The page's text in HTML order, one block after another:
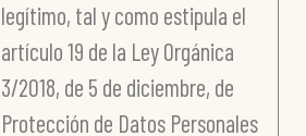
legítimo, tal y como estipula el
artículo 19 de la Ley Orgánica
3/2018, de 5 de diciembre, de
Protección de Datos Personales